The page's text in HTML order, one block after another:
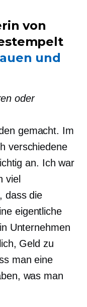
von
und
oder
gemacht. Im
verschiedene
an. Ich war
viel
dass die
eigentliche
Unternehmen
Geld zu
man eine
was man